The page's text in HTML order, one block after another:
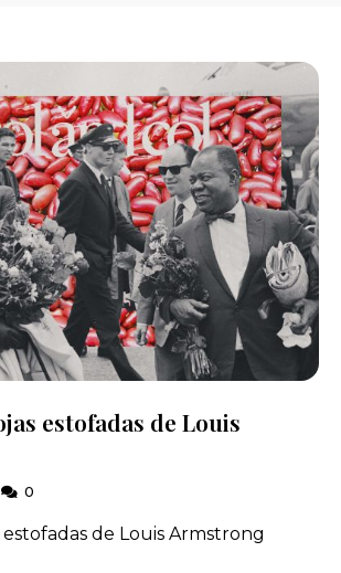
estofadas de Louis
0
estofadas de Louis Armstrong